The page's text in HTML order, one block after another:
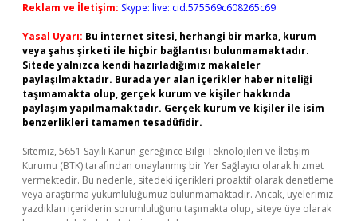
Reklam ve İletişim: Skype: live:.cid.575569c608265c69
Yasal Uyarı: Bu internet sitesi, herhangi bir marka, kurum
veya şahıs şirketi ile hiçbir bağlantısı bulunmamaktadır.
Sitede yalnızca kendi hazırladığımız makaleler
paylaşılmaktadır. Burada yer alan içerikler haber niteliği
taşımamakta olup, gerçek kurum ve kişiler hakkında
paylaşım yapılmamaktadır. Gerçek kurum ve kişiler ile isim
benzerlikleri tamamen tesadüfidir.
Sitemiz, 5651 Sayılı Kanun gereğince Bilgi Teknolojileri ve İletişim
Kurumu (BTK) tarafından onaylanmış bir Yer Sağlayıcı olarak hizmet
vermektedir. Bu nedenle, sitedeki içerikleri proaktif olarak denetleme
veya araştırma yükümlülüğümüz bulunmamaktadır. Ancak, üyelerimiz
yazdıkları içeriklerin sorumluluğunu taşımakta olup, siteye üye olarak